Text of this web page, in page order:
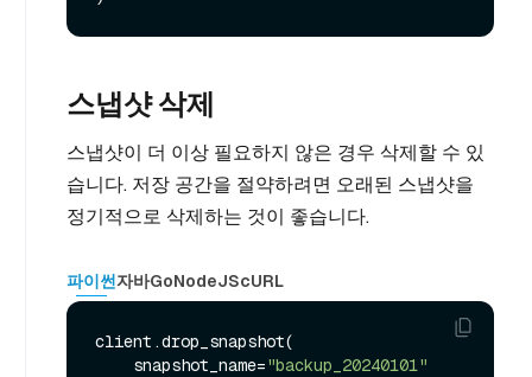
스냅샷 삭제
스냅샷이 더 이상 필요하지 않은 경우 삭제할 수 있
습니다. 저장 공간을 절약하려면 오래된 스냅샷을
정기적으로 삭제하는 것이 좋습니다.
파이썬자바GoNodeJScURL
client.drop_snapshot(
    snapshot_name=
"backup_20240101"